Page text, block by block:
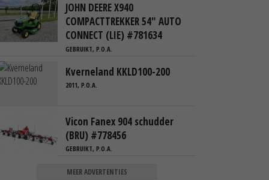
JOHN DEERE X940
COMPACTTREKKER 54" AUTO
CONNECT (LIE) #781634
GEBRUIKT, P.O.A.
Kverneland KKLD100-200
2011, P.O.A.
Vicon Fanex 904 schudder
(BRU) #778456
GEBRUIKT, P.O.A.
MEER ADVERTENTIES